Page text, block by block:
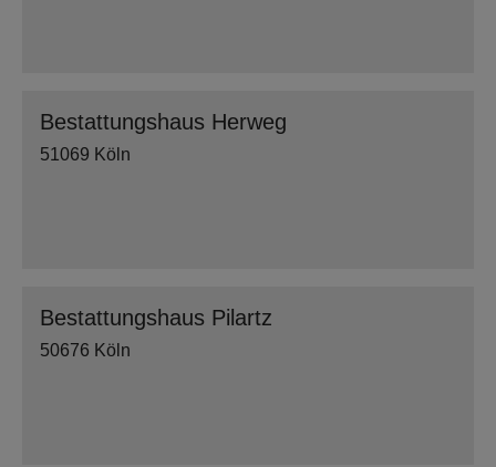
Bestattungshaus Herweg
51069 Köln
Bestattungshaus Pilartz
50676 Köln